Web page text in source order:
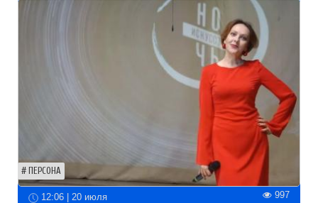
ПЕРСОНА
12:06 | 20 июля 997